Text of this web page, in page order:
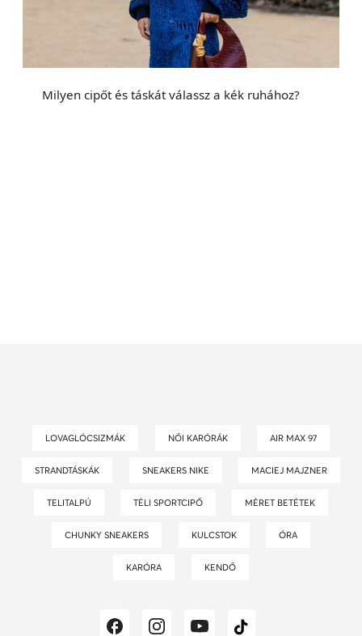
Milyen cipőt és táskát válassz a kék ruhához?
LOVAGLÓCSIZMÁK NŐI KARÓRÁK AIR MAX 97
STRANDTÁSKÁK SNEAKERS NIKE MACIEJ MAJZNER
TELITALPÚ TÉLI SPORTCIPŐ MÉRET BETÉTEK
CHUNKY SNEAKERS KULCSTOK ÓRA
KARÓRA KENDŐ